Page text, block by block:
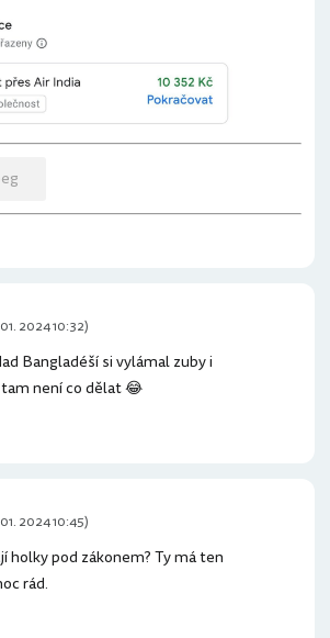
Bangladéší si vylámal zuby i
není co dělat 😂
2024 10:32)
holky pod zákonem? Ty má ten
rád.
2024 10:45)